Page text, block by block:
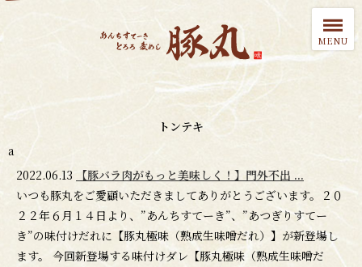
トンテキ
a
2022.06.13
【豚バラ肉がもっと美味しく！】門外不出 ...
いつも豚丸をご愛顧いただきましてありがとうございます。２０
２２年６月１４日より、”あんちすてーき”、”あつぎりすてー
き”の味付けだれに【豚丸極味（熟成生味噌だれ）】が新登場し
ます。 今回新登場する味付けダレ【豚丸極味（熟成生味噌だ